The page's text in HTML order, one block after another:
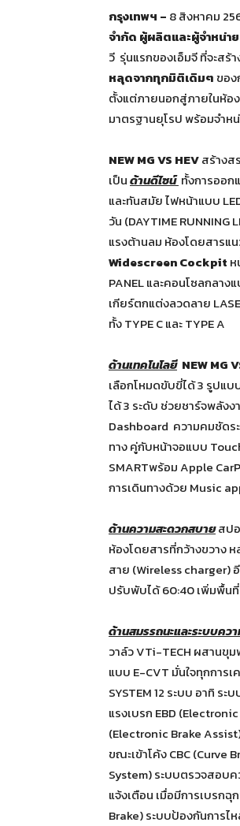
กรุงเทพฯ – 8 สิงหาคม
จำกัด ผู้ผลิตและผู้จำหน่า
วี รุ่นแรกของเอ็มจี ที่จะส
หลุดจากทุกมิติเดิมๆขอ
ตั้งแต่ภายนอกสู่ภายในห้อ
มาตรฐานยุโรป พร้อมจำห
NEW MG VS HEVสร้างส
เป็นด้านดีไซน์ ทั้งการออ
และทันสมัย ไฟหน้าแบบ
วัน (DAYTIME RUNNING
แรงต้านลม ห้องโดยสารแ
Widescreen Cockpit ห
PANEL และคอนโซลกลา
เกียร์ตกแต่งลวดลาย
ทั้ง TYPE C และ TYPE A
ด้านเทคโนโลยี NEW MG
เลือกโหมดขับขี่ได้ 3 รูปแบ
ได้ 3 ระดับ ช่วยชาร์จพลัง
Dashboard ความคมชัดร
ทาง คู่กับหน้าจอแบบ
SMARTพร้อม Apple
การเดินทางด้วย Music
ด้านความสะดวกสบายสปอ
ห้องโดยสารที่กว้างขวาง
สาย (Wireless charger)
ปรับพับได้ 60:40 เพิ่มพื้นที่
ด้านสมรรถนะและระบบค
วาล์ว VTi-TECH ผสานขุ
แบบ E-CVT มั่นใจทุกการเ
SYSTEM 12 ระบบ อาทิ
แรงเบรก EBD
(Electronic Brake
ขณะเข้าโค้ง CBC
System) ระบบตรวจสอบ
แจ้งเตือน เมื่อมีการเบรก
Brake) ระบบป้องกันการ